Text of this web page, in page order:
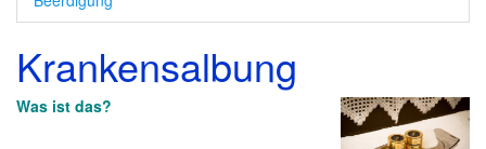
Krankensalbung
Was ist das?